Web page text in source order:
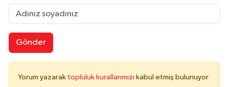
Gönder
Yorum yazarak topluluk kurallarımızı kabul etmiş bulunuyor